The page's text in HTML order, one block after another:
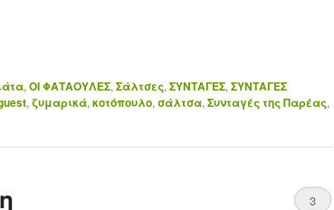
, ΟΙ ΦΑΤΑΟΥΛΕΣ, Σάλτσες, ΣΥΝΤΑΓΕΣ, ΣΥΝΤΑΓΕΣ
, ζυμαρικά, κοτόπουλο, σάλτσα, Συνταγές της Παρέας,
3